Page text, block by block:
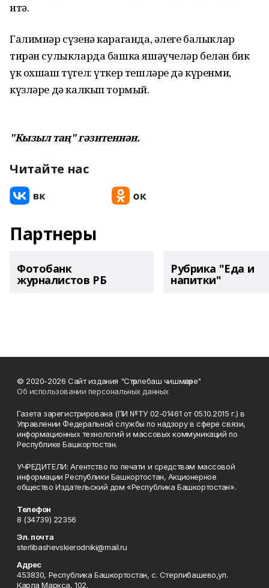
итә.
Галимнәр сүзенә караганда, әлеге балыклар
тирән сулыкларда башка яшәүчеләр белән бик
үк охшаш түгел: үткер тешләре дә күренми,
күзләре дә калкып тормый.
"Кызыл таң" гәзитеннән.
Читайте нас
Партнеры
Фотобанк
журналистов РБ
Рубрика "Еда и
напитки"
© 2020-2026 Сайт издания "Стәрлебаш чишмәләре"
Об использовании персональных данных
Газета зарегистрирована (ПИ №ТУ 02-01461 от 05.10.2015 г.) в
Управлении Федеральной службы по надзору в сфере связи,
информационных технологий и массовых коммуникаций по
Республике Башкортостан.
УЧРЕДИТЕЛИ: Агентство по печати и средствам массовой
информации Республики Башкортостан, Акционерное
общество Издательский дом «Республика Башкортостан».
Телефон
8 (34739) 22356
Эл. почта
sterlibashevskierodniki@mail.ru
Адрес
453830, Республика Башкортостан, c. Стерлибашево,ул.
Карла Маркса, 102.